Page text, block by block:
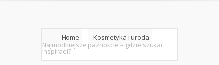
Home
Kosmetyka i uroda
Najmodniejsze paznokcie – gdzie szukać
inspiracji?